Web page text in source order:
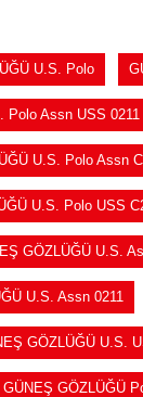
U.S. Polo
Polo Assn USS 0211
U.S. Polo Assn
U.S. Polo USS
GÖZLÜĞÜ U.S.
U.S. Assn 0211
GÖZLÜĞÜ U.S.
GÜNEŞ GÖZLÜĞÜ